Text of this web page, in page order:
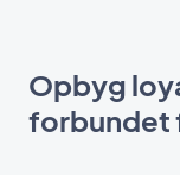
Opbyg
forbundet